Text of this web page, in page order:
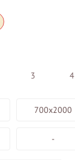
3 4
700х2000
-